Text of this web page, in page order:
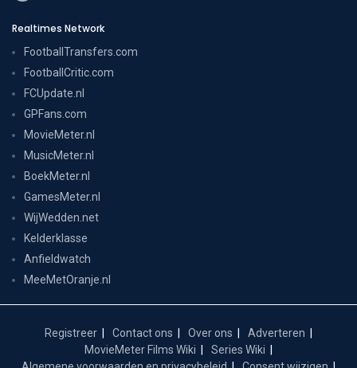
Realtimes Network
FootballTransfers.com
FootballCritic.com
FCUpdate.nl
GPFans.com
MovieMeter.nl
MusicMeter.nl
BoekMeter.nl
GamesMeter.nl
WijWedden.net
Kelderklasse
Anfieldwatch
MeeMetOranje.nl
Registreer Contact ons Over ons
Adverteren
MovieMeter Films Wiki
Series Wiki